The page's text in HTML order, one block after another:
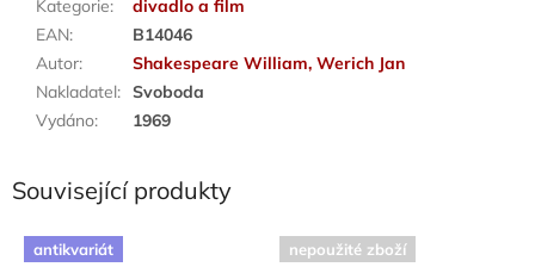
Kategorie:
divadlo a film
EAN:
B14046
Autor:
Shakespeare William, Werich Jan
Nakladatel: Svoboda
Vydáno: 1969
Související produkty
antikvariát nepoužité zboží